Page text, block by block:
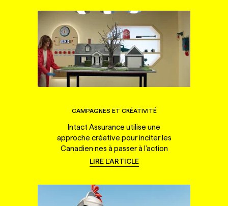
CAMPAGNES ET CRÉATIVITÉ
Intact Assurance utilise une
approche créative pour inciter les
Canadien·nes à passer à l'action
LIRE L'ARTICLE